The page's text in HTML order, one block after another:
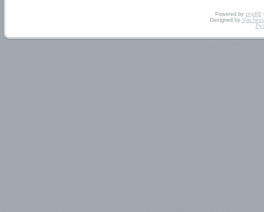
Powered by phpBB
Designed by